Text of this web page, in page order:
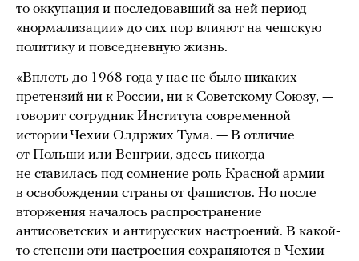
то оккупация и последовавший за ней период
«нормализации» до сих пор влияют на чешскую
политику и повседневную жизнь.
«Вплоть до 1968 года у нас не было никаких
претензий ни к России, ни к Советскому Союзу, —
говорит сотрудник Института современной
истории Чехии Олдржих Тума. — В отличие
от Польши или Венгрии, здесь никогда
не ставилась под сомнение роль Красной армии
в освобождении страны от фашистов. Но после
вторжения началось распространение
антисоветских и антирусских настроений. В какой-
то степени эти настроения сохраняются в Чехии